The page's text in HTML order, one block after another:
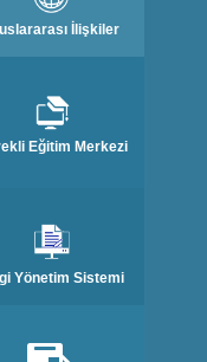
İlişkiler
Eğitim Merkezi
Yönetim Sistemi